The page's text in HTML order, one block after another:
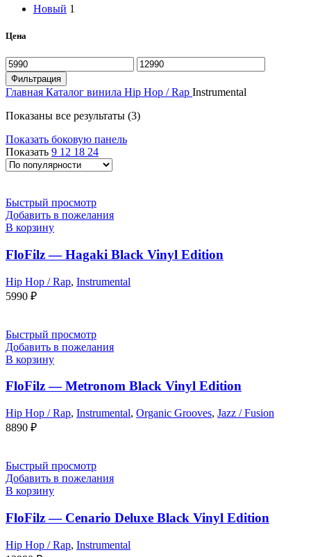
Новый 1
Цена
Минимальная
цена
Максимальная
цена
Фильтрация
Главная Каталог винила Hip Hop / Rap Instrumental
Показаны все результаты (3)Сортировка:
Показать боковую панель
Показать 9 12 18 24
Быстрый просмотр
Добавить в пожелания
В корзину
FloFilz — Hagaki Black Vinyl Edition
Hip Hop / Rap, Instrumental
5990 ₽
Быстрый просмотр
Добавить в пожелания
В корзину
FloFilz — Metronom Black Vinyl Edition
Hip Hop / Rap, Instrumental, Organic Grooves, Jazz / Fusion
8890 ₽
Быстрый просмотр
Добавить в пожелания
В корзину
FloFilz — Cenario Deluxe Black Vinyl Edition
Hip Hop / Rap, Instrumental